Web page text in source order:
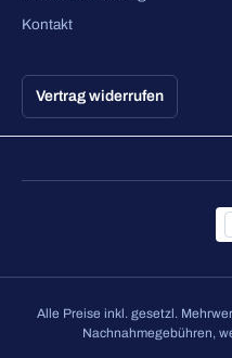
Kontakt
Vertrag widerrufen
Alle Preise inkl. gesetzl.
Nachnahmegebühren,